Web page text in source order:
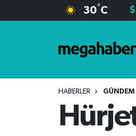
30°C
YAZDIĞI 242 OYDAN 174 OYLA
HABERLER GÜNDEM
Süper Lig Puan Durumu ve
Tüm Manşetler